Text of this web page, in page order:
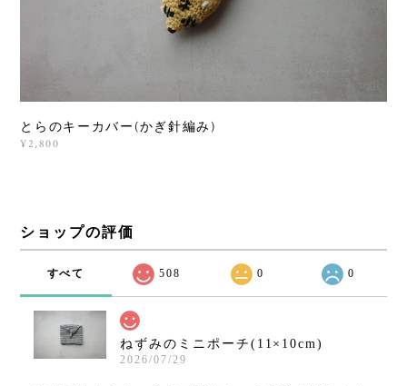
とらのキーカバー(かぎ針編み)
¥2,800
ショップの評価
すべて 508 0 0
ねずみのミニポーチ(11×10cm)
2026/07/29